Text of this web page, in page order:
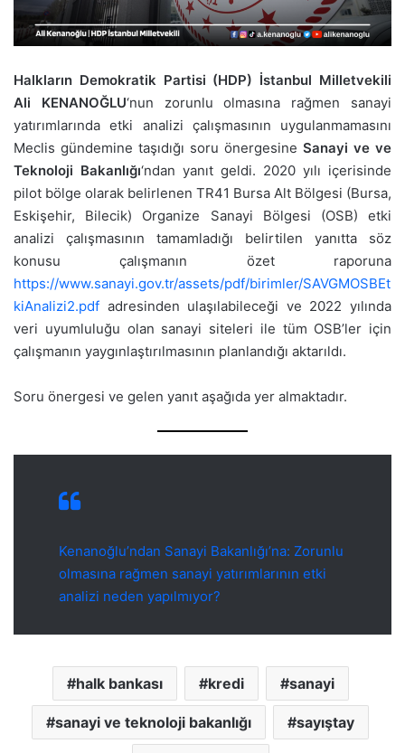
Halkların Demokratik Partisi (HDP) İstanbul Milletvekili
Ali KENANOĞLU‘nun zorunlu olmasına rağmen sanayi
yatırımlarında etki analizi çalışmasının uygulanmamasını
Meclis gündemine taşıdığı soru önergesine Sanayi ve ve
Teknoloji Bakanlığı‘ndan yanıt geldi. 2020 yılı içerisinde
pilot bölge olarak belirlenen TR41 Bursa Alt Bölgesi (Bursa,
Eskişehir, Bilecik) Organize Sanayi Bölgesi (OSB) etki
analizi çalışmasının tamamladığı belirtilen yanıtta söz
konusu çalışmanın özet raporuna
https://www.sanayi.gov.tr/assets/pdf/birimler/SAVGMOSBEt
kiAnalizi2.pdf adresinden ulaşılabileceği ve 2022 yılında
veri uyumluluğu olan sanayi siteleri ile tüm OSB’ler için
çalışmanın yaygınlaştırılmasının planlandığı aktarıldı.
Soru önergesi ve gelen yanıt aşağıda yer almaktadır.
Kenanoğlu’ndan Sanayi Bakanlığı’na: Zorunlu
olmasına rağmen sanayi yatırımlarının etki
analizi neden yapılmıyor?
halk bankası kredi sanayi
sanayi ve teknoloji bakanlığı sayıştay